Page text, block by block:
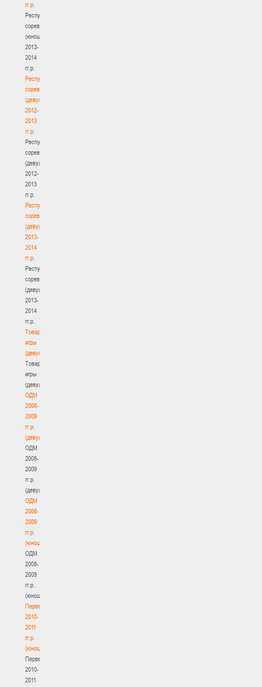
гг.р.
Республиканские
соревнования
(юноши)
2013-
2014
гг.р.
Республиканские
соревнования
(девушки)
2012-
2013
гг.р.
Республиканские
соревнования
(девушки)
2012-
2013
гг.р.
Республиканские
соревнования
(девушки)
2013-
2014
гг.р.
Республиканские
соревнования
(девушки)
2013-
2014
гг.р.
Товарищеские
игры
(девушки)
Товарищеские
игры
(девушки)
ОДМ
2008-
2009
гг.р.
(девушки)
ОДМ
2008-
2009
гг.р.
(девушки)
ОДМ
2008-
2009
гг.р.
(юноши)
ОДМ
2008-
2009
гг.р.
(юноши)
Первенство
2010-
2011
гг.р.
(юноши)
Первенство
2010-
2011